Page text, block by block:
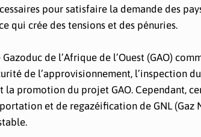
pour satisfaire la demande des
qui crée des tensions et des pénuries.
de l’Afrique de l’Ouest (GAO)
de l’approvisionnement, l’inspection du
la promotion du projet GAO. Cependant,
et de regazéification de GNL (Gaz